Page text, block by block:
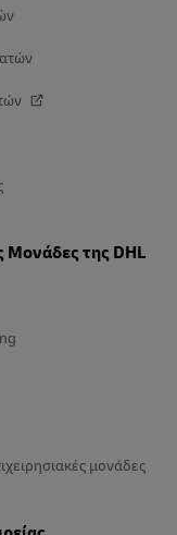
Μονάδες της DHL
μονάδες